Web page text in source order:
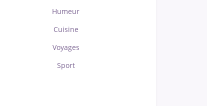
Humeur
Cuisine
Voyages
Sport